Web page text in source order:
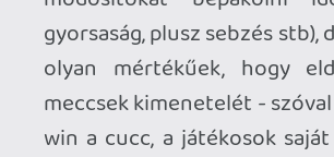
A Nickelodeon még érdekelne is a gyerek
miatt, ha lennének benne Mancs őrjárat
karakterek. Nélkülük viszont inkább
kihagyom.